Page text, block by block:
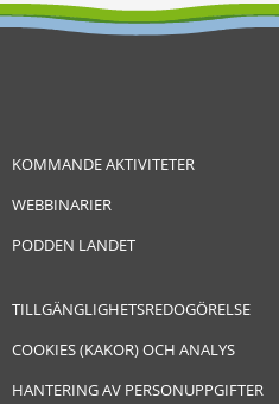
KOMMANDE AKTIVITETER
WEBBINARIER
PODDEN LANDET
TILLGÄNGLIGHETSREDOGÖRELSE
COOKIES (KAKOR) OCH ANALYS
HANTERING AV PERSONUPPGIFTER